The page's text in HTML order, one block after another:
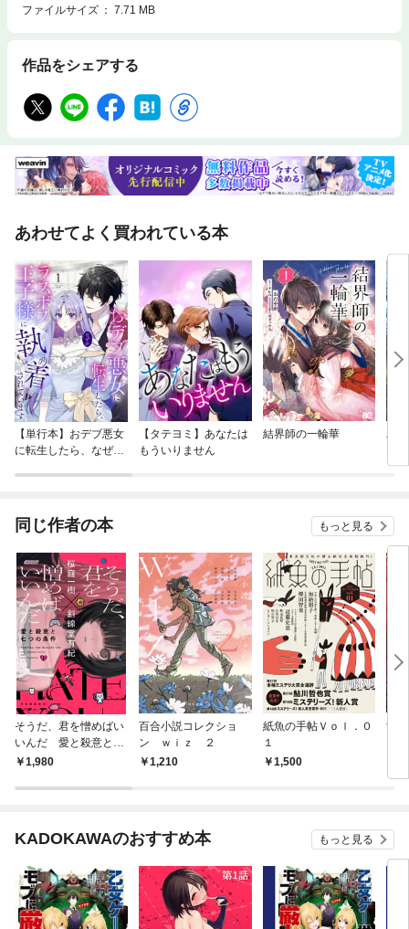
ファイルサイズ
7.71 MB
作品をシェアする
あわせてよく買われている本
【単行本】おデブ悪女
に転生したら、なぜか
【タテヨミ】あなたは
もういりません
結界師の一輪華
バ
今
同じ作者の本 もっと見る
そうだ、君を憎めばい
いんだ 愛と殺意と七
つの条件
1,980
百合小説コレクショ
ン ｗｉｚ ２
1,210
紙魚の手帖Ｖｏｌ．０
１
1,500
女
KADOKAWAのおすすめ本 もっと見る